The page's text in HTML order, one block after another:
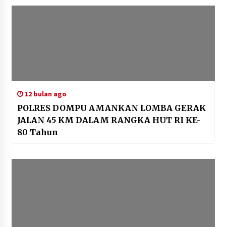
12 bulan ago
POLRES DOMPU AMANKAN LOMBA GERAK
JALAN 45 KM DALAM RANGKA HUT RI KE-
80 Tahun